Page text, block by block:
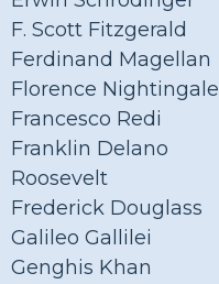
F. Scott Fitzgerald
Ferdinand Magellan
Florence Nightingale
Francesco Redi
Franklin Delano
Roosevelt
Frederick Douglass
Galileo Gallilei
Genghis Khan